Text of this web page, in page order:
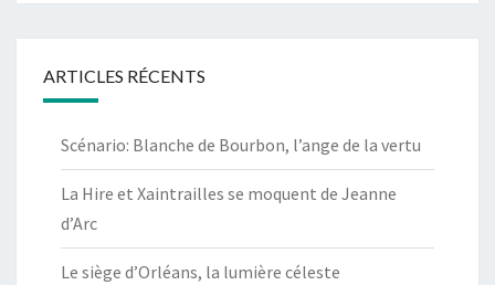
ARTICLES RÉCENTS
Scénario: Blanche de Bourbon, l’ange de la vertu
La Hire et Xaintrailles se moquent de Jeanne
d’Arc
Le siège d’Orléans, la lumière céleste